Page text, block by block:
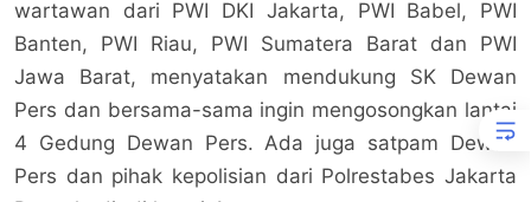
wartawan dari PWI DKI Jakarta, PWI Babel, PWI
Banten, PWI Riau, PWI Sumatera Barat dan PWI
Jawa Barat, menyatakan mendukung SK Dewan
Pers dan bersama-sama ingin mengosongkan lantai
4 Gedung Dewan Pers. Ada juga satpam Dewan
Pers dan pihak kepolisian dari Polrestabes Jakarta